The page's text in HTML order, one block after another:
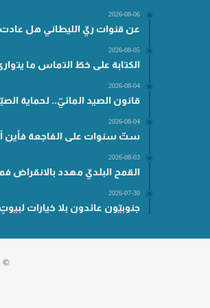
2026-08-06
عن قنوات ريّ الليطاني هل عادت
2026-08-05
الكتابة على خطّ التماس ما
2026-08-04
قانون الصيد المائيّ.. لحماية
2026-08-04
ستّ سنوات على الفاجعة فأين
2026-08-03
القمح البلديّ مهدد بالانقراض
2026-07-30
جنوبيّون عائدون بلا خيارات
©